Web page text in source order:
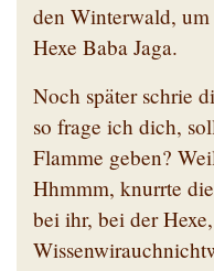
den Winterwald,
Hexe Baba Jaga.
Noch später schrie
so frage ich dich,
Flamme geben?
Hhmmm, knurrte
bei ihr, bei der